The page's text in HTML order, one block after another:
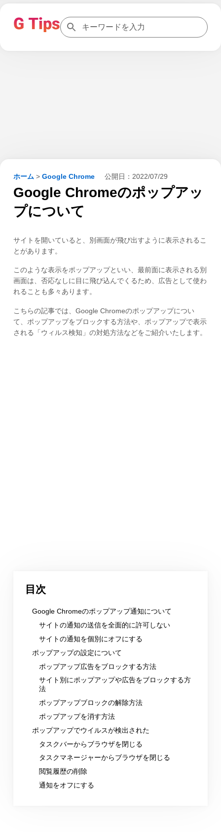
ホーム > Google Chrome 公開日： 2022/07/29
Google Chromeのポップアッ
プについて
サイトを開いていると、別画面が飛び出すように表示されるこ
とがあります。
このような表示をポップアップといい、最前面に表示される別
画面は、否応なしに目に飛び込んでくるため、広告として使わ
れることも多々あります。
こちらの記事では、Google Chromeのポップアップについ
て、ポップアップをブロックする方法や、ポップアップで表示
される「ウィルス検知」の対処方法などをご紹介いたします。
目次
Google Chromeのポップアップ通知について
サイトの通知の送信を全面的に許可しない
サイトの通知を個別にオフにする
ポップアップの設定について
ポップアップ広告をブロックする方法
サイト別にポップアップや広告をブロックする方
法
ポップアップブロックの解除方法
ポップアップを消す方法
ポップアップでウイルスが検出された
タスクバーからブラウザを閉じる
タスクマネージャーからブラウザを閉じる
閲覧履歴の削除
通知をオフにする